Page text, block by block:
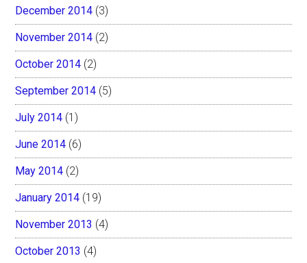
December 2014 (3)
November 2014 (2)
October 2014 (2)
September 2014 (5)
July 2014 (1)
June 2014 (6)
May 2014 (2)
January 2014 (19)
November 2013 (4)
October 2013 (4)